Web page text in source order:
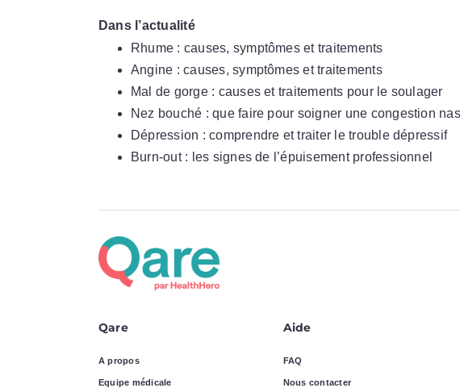
Dans l’actualité
Rhume : causes, symptômes et traitements
Angine : causes, symptômes et traitements
Mal de gorge : causes et traitements pour le soulager
Nez bouché : que faire pour soigner une congestion
Dépression : comprendre et traiter le trouble dépressif
Burn-out : les signes de l’épuisement professionnel
Qare
A propos
Equipe médicale
Aide
FAQ
Nous contacter